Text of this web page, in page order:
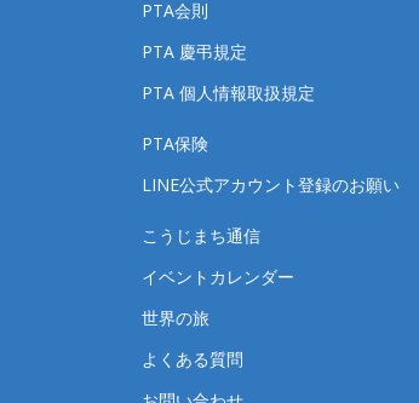
PTA会則
PTA 慶弔規定
PTA 個人情報取扱規定
PTA保険
LINE公式アカウント登録のお願い
こうじまち通信
イベントカレンダー
世界の旅
よくある質問